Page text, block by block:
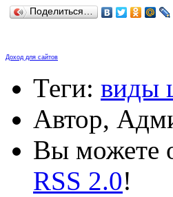
Поделиться…
Доход для сайтов
Теги: виды
Автор,
Вы можете
RSS 2.0!